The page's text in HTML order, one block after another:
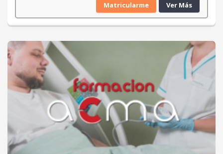
r
c
i
o
o
i
g
i
n
r
c
o
a
c
t
u
a
l
Matricularme Ver Más